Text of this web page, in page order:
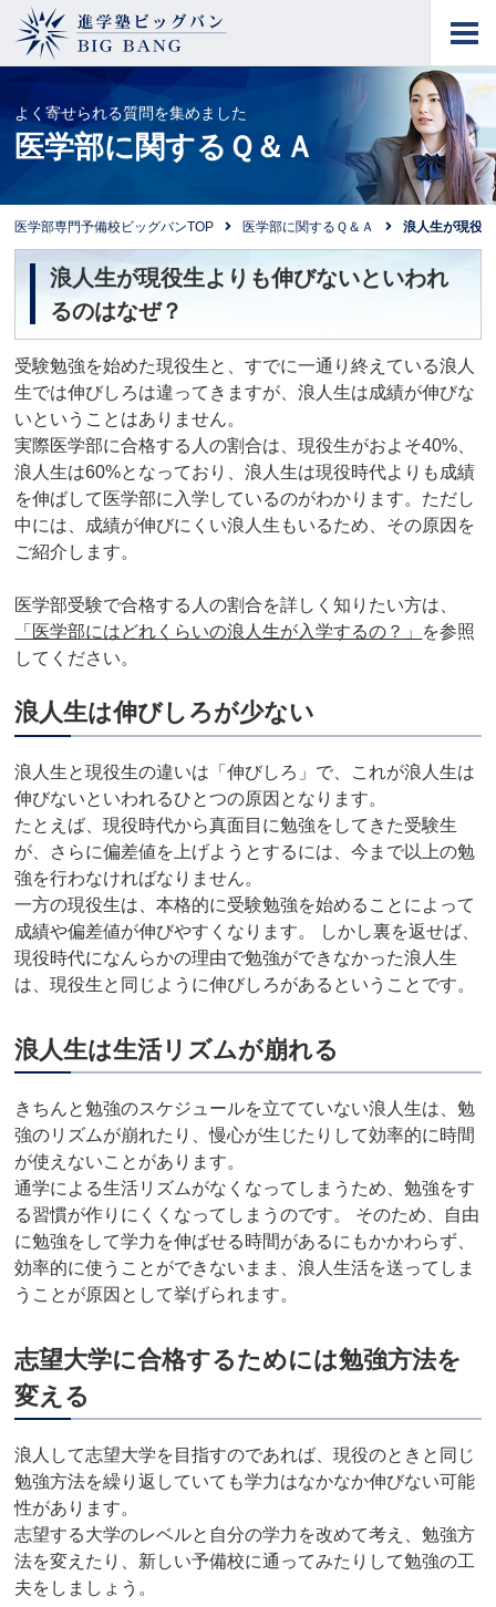
進学塾ビッグバン BIG BANG
医学部専門予備校ビッグバンTOP 医学部に関するＱ＆Ａ 浪人生が現役
よく寄せられる質問を集めました
医学部に関するＱ＆Ａ
浪人生が現役生よりも伸びないといわれ
るのはなぜ？
受験勉強を始めた現役生と、すでに一通り終えている浪人
生では伸びしろは違ってきますが、浪人生は成績が伸びな
いということはありません。
実際医学部に合格する人の割合は、現役生がおよそ40%、
浪人生は60%となっており、浪人生は現役時代よりも成績
を伸ばして医学部に入学しているのがわかります。ただし
中には、成績が伸びにくい浪人生もいるため、その原因を
ご紹介します。
医学部受験で合格する人の割合を詳しく知りたい方は、
「医学部にはどれくらいの浪人生が入学するの？」 を参照
してください。
浪人生は伸びしろが少ない
浪人生と現役生の違いは「伸びしろ」で、これが浪人生は
伸びないといわれるひとつの原因となります。
たとえば、現役時代から真面目に勉強をしてきた受験生
が、さらに偏差値を上げようとするには、今まで以上の勉
強を行わなければなりません。
一方の現役生は、本格的に受験勉強を始めることによって
成績や偏差値が伸びやすくなります。 しかし裏を返せば、
現役時代になんらかの理由で勉強ができなかった浪人生
は、現役生と同じように伸びしろがあるということです。
浪人生は生活リズムが崩れる
きちんと勉強のスケジュールを立てていない浪人生は、勉
強のリズムが崩れたり、慢心が生じたりして効率的に時間
が使えないことがあります。
通学による生活リズムがなくなってしまうため、勉強をす
る習慣が作りにくくなってしまうのです。 そのため、自由
に勉強をして学力を伸ばせる時間があるにもかかわらず、
効率的に使うことができないまま、浪人生活を送ってしま
うことが原因として挙げられます。
志望大学に合格するためには勉強方法を
変える
浪人して志望大学を目指すのであれば、現役のときと同じ
勉強方法を繰り返していても学力はなかなか伸びない可能
性があります。
志望する大学のレベルと自分の学力を改めて考え、勉強方
法を変えたり、新しい予備校に通ってみたりして勉強の工
夫をしましょう。